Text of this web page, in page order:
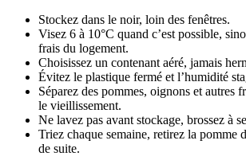
Stockez dans le noir, loin des fenêtres.
Visez 6 à 10°C quand c’est possible,
frais du logement.
Choisissez un contenant aéré, jamais
Évitez le plastique fermé et l’humidité
Séparez des pommes, oignons et autres
le vieillissement.
Ne lavez pas avant stockage, brossez à
Triez chaque semaine, retirez la pomme
de suite.